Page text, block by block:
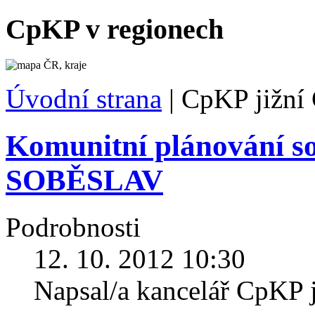
CpKP v regionech
Úvodní strana | CpKP jižní
Komunitní plánování
SOBĚSLAV
Podrobnosti
12. 10. 2012 10:30
Napsal/a kancelář